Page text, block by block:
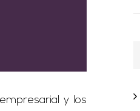
y los